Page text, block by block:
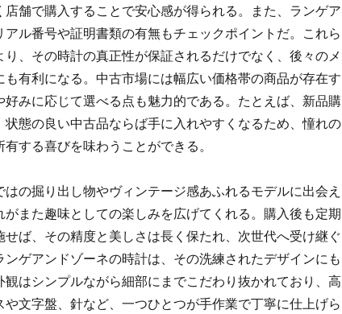
舗で購入することで安心感が得られる。また、ランゲア
アル番号や証明書類の有無もチェックポイントだ。これら
、その時計の真正性が保証されるだけでなく、後々のメ
も有利になる。中古市場には幅広い価格帯の商品が存在す
好みに応じて選べる点も魅力的である。たとえば、新品購
状態の良い中古品ならば手に入れやすくなるため、憧れの
する喜びを味わうことができる。
はの掘り出し物やヴィンテージ感あふれるモデルに出会え
がまた趣味としての楽しみを広げてくれる。購入後も定期
せば、その精度と美しさは長く保たれ、次世代へ受け継ぐ
ンゲアンドゾーネの時計は、その洗練されたデザインにも
観はシンプルながら細部にまでこだわり抜かれており、高
文字盤、針など、一つひとつが手作業で丁寧に仕上げら